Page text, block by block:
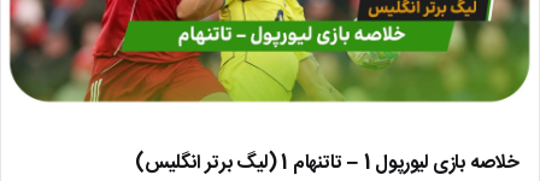
خلاصه بازی لیورپول 1 – تاتنهام 1 (لیگ برتر انگلیس)